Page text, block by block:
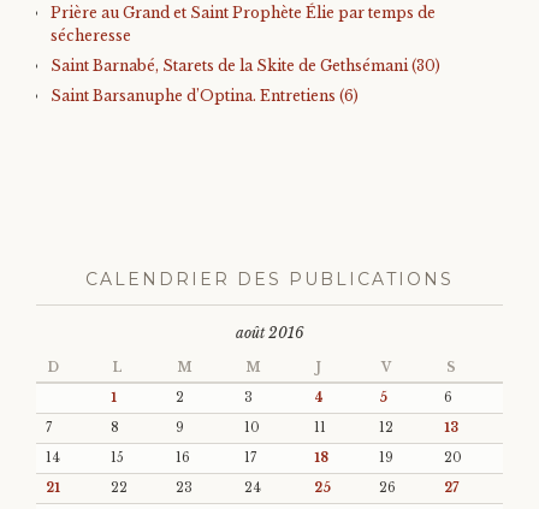
Prière au Grand et Saint Prophète Élie par temps de
sécheresse
Saint Barnabé, Starets de la Skite de Gethsémani (30)
Saint Barsanuphe d’Optina. Entretiens (6)
CALENDRIER DES PUBLICATIONS
août 2016
D L M M J V S
1 2 3 4 5
6
7
8 9 10 11 12
13
14
15 16 17 18 19
20
21
22 23 24 25 26
27